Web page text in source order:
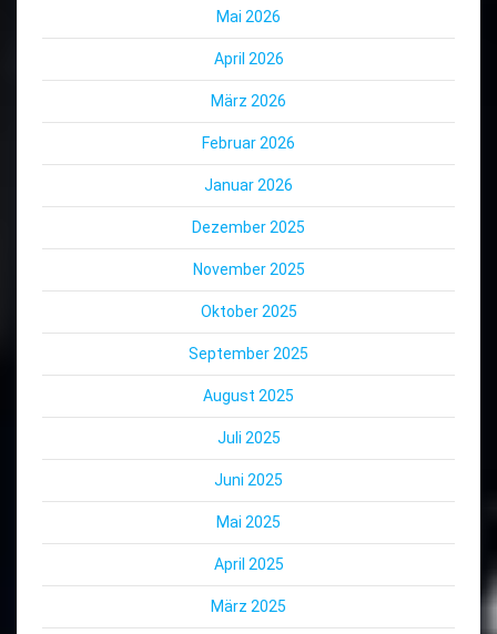
Mai 2026
April 2026
März 2026
Februar 2026
Januar 2026
Dezember 2025
November 2025
Oktober 2025
September 2025
August 2025
Juli 2025
Juni 2025
Mai 2025
April 2025
März 2025